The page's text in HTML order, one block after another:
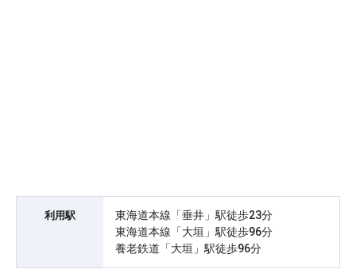
利用駅
東海道本線「垂井」駅徒歩23分
東海道本線「大垣」駅徒歩96分
養老鉄道「大垣」駅徒歩96分